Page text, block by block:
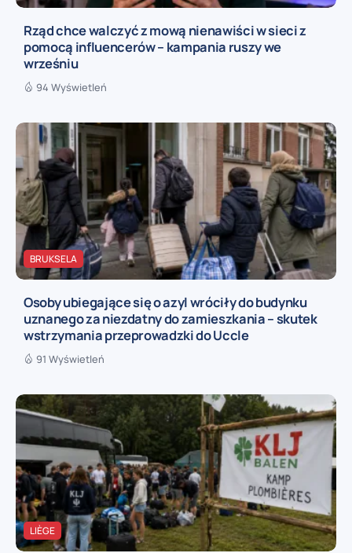
Rząd chce walczyć z mową nienawiści w sieci z
pomocą influencerów – kampania ruszy we
wrześniu
94 Wyświetleń
BRUKSELA
Osoby ubiegające się o azyl wróciły do budynku
uznanego za niezdatny do zamieszkania – skutek
wstrzymania przeprowadzki do Uccle
91 Wyświetleń
LIÈGE